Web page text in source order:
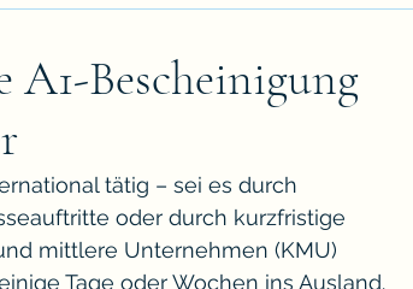
Bescheinigung
tätig – sei es durch
oder durch kurzfristige
mittlere Unternehmen (KMU)
Tage oder Wochen ins Ausland.